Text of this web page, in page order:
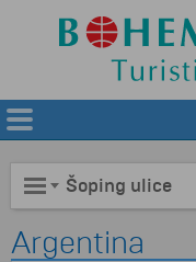
Šoping ulice
Argentina